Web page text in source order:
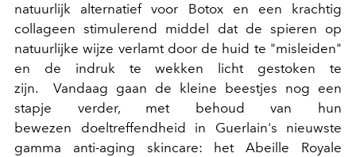
natuurlijk alternatief voor Botox en een krachtig
collageen stimulerend middel dat de spieren op
natuurlijke wijze verlamt door de huid te "misleiden"
en de indruk te wekken licht gestoken te
zijn. Vandaag gaan de kleine beestjes nog een
stapje verder, met behoud van hun
bewezen doeltreffendheid in Guerlain's nieuwste
gamma anti-aging skincare: het Abeille Royale